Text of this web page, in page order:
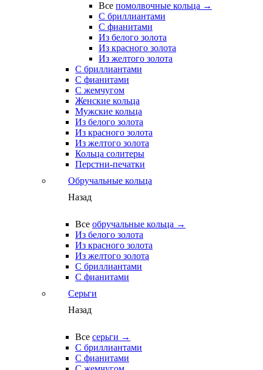
Все помолвочные кольца →
С бриллиантами
С фианитами
Из белого золота
Из красного золота
Из желтого золота
С бриллиантами
С фианитами
С жемчугом
Женские кольца
Мужские кольца
Из белого золота
Из красного золота
Из желтого золота
Кольца солитеры
Перстни-печатки
Обручальные кольца
Назад
Все обручальные кольца →
Из белого золота
Из красного золота
Из желтого золота
С бриллиантами
С фианитами
Серьги
Назад
Все серьги →
С бриллиантами
С фианитами